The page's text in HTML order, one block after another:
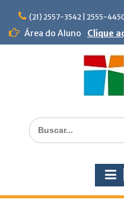
content
(21) 2557-3542 | 2555-
Área do Aluno Clique
Search
for: